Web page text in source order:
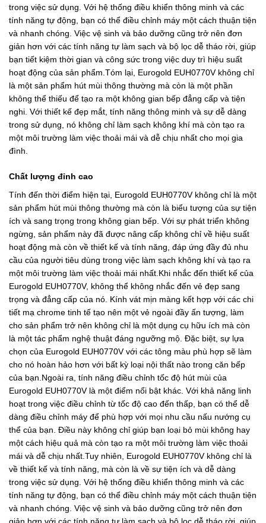
trong việc sử dụng. Với hệ thống điều khiển thông minh và các
tính năng tự động, bạn có thể điều chỉnh máy một cách thuận tiện
và nhanh chóng. Việc vệ sinh và bảo dưỡng cũng trở nên đơn
giản hơn với các tính năng tự làm sạch và bộ lọc dễ tháo rời, giúp
bạn tiết kiệm thời gian và công sức trong việc duy trì hiệu suất
hoạt động của sản phẩm.Tóm lại, Eurogold EUH0770V không chỉ
là một sản phẩm hút mùi thông thường mà còn là một phần
không thể thiếu để tạo ra một không gian bếp đẳng cấp và tiện
nghi. Với thiết kế đẹp mắt, tính năng thông minh và sự dễ dàng
trong sử dụng, nó không chỉ làm sạch không khí mà còn tạo ra
một môi trường làm việc thoải mái và dễ chịu nhất cho mọi gia
đình.
Chất lượng đỉnh cao
Tính đến thời điểm hiện tại, Eurogold EUH0770V không chỉ là một
sản phẩm hút mùi thông thường mà còn là biểu tượng của sự tiện
ích và sang trọng trong không gian bếp. Với sự phát triển không
ngừng, sản phẩm này đã được nâng cấp không chỉ về hiệu suất
hoạt động mà còn về thiết kế và tính năng, đáp ứng đầy đủ nhu
cầu của người tiêu dùng trong việc làm sạch không khí và tạo ra
một môi trường làm việc thoải mái nhất.Khi nhắc đến thiết kế của
Eurogold EUH0770V, không thể không nhắc đến vẻ đẹp sang
trọng và đẳng cấp của nó. Kính vát mịn màng kết hợp với các chi
tiết mạ chrome tinh tế tạo nên một vẻ ngoài đầy ấn tượng, làm
cho sản phẩm trở nên không chỉ là một dụng cụ hữu ích mà còn
là một tác phẩm nghệ thuật đáng ngưỡng mộ. Đặc biệt, sự lựa
chọn của Eurogold EUH0770V với các tông màu phù hợp sẽ làm
cho nó hoàn hảo hơn với bất kỳ loại nội thất nào trong căn bếp
của bạn.Ngoài ra, tính năng điều chỉnh tốc độ hút mùi của
Eurogold EUH0770V là một điểm nổi bật khác. Với khả năng linh
hoạt trong việc điều chỉnh từ tốc độ cao đến thấp, bạn có thể dễ
dàng điều chỉnh máy để phù hợp với mọi nhu cầu nấu nướng cụ
thể của bạn. Điều này không chỉ giúp bạn loại bỏ mùi không hay
một cách hiệu quả mà còn tạo ra một môi trường làm việc thoải
mái và dễ chịu nhất.Tuy nhiên, Eurogold EUH0770V không chỉ là
về thiết kế và tính năng, mà còn là về sự tiện ích và dễ dàng
trong việc sử dụng. Với hệ thống điều khiển thông minh và các
tính năng tự động, bạn có thể điều chỉnh máy một cách thuận tiện
và nhanh chóng. Việc vệ sinh và bảo dưỡng cũng trở nên đơn
giản hơn với các tính năng tự làm sạch và bộ lọc dễ tháo rời, giúp